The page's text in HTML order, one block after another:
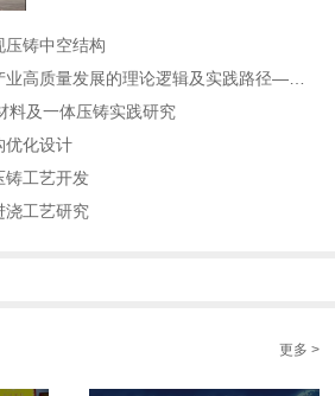
压铸中空结构
​压铸装备标准化赋能产业高质量发展的理论逻辑及实践路径——基于力劲集团标准化实践历程的回顾
料及一体压铸实践研究
优化设计
铸工艺开发
浇工艺研究
更多 >